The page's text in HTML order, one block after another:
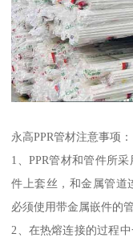
永高PPR管材注意事项：
1、PPR管材和管件所
件上套丝，和金属管道
必须使用带金属嵌件的
2、在热熔连接的过程